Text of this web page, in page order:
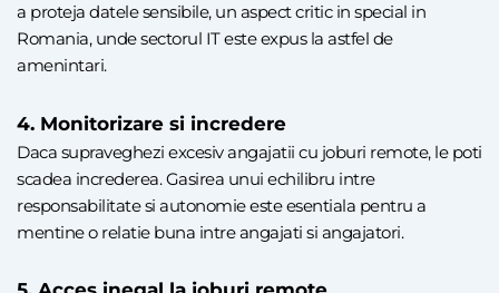
a proteja datele sensibile, un aspect critic in special in
Romania, unde sectorul IT este expus la astfel de
amenintari.
4. Monitorizare si incredere
Daca supraveghezi excesiv angajatii cu joburi remote, le poti
scadea increderea. Gasirea unui echilibru intre
responsabilitate si autonomie este esentiala pentru a
mentine o relatie buna intre angajati si angajatori.